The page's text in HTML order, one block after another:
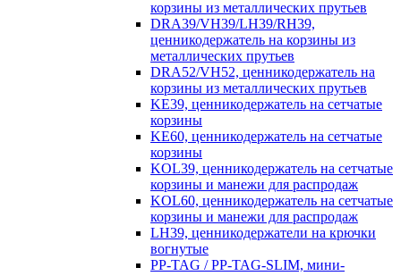
корзины из металлических прутьев
DRA39/VH39/LH39/RH39,
ценникодержатель на корзины из
металлических прутьев
DRA52/VH52, ценникодержатель на
корзины из металлических прутьев
KE39, ценникодержатель на сетчатые
корзины
KE60, ценникодержатель на сетчатые
корзины
KOL39, ценникодержатель на сетчатые
корзины и манежи для распродаж
KOL60, ценникодержатель на сетчатые
корзины и манежи для распродаж
LH39, ценникодержатели на крючки
вогнутые
PP-TAG / PP-TAG-SLIM, мини-